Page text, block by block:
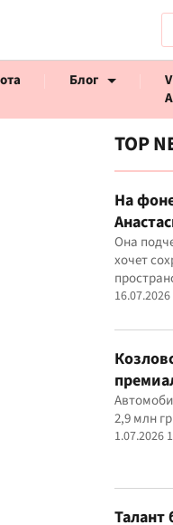
Блог
TOP
На
Она
хочет
своего
о
2,9 млн
1.07.2026
Талант